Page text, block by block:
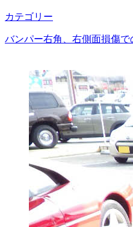
カテゴリー
バンパー右角、右側面損傷